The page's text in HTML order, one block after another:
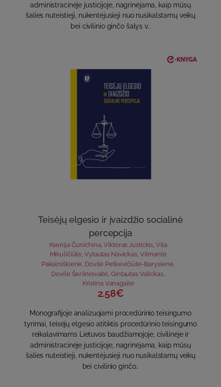
administracinėje justicijoje, nagrinėjama, kaip mūsų
šalies nuteistieji, nukentėjusieji nuo nusikalstamų veikų
bei civilinio ginčo šalys v..
Teisėjų elgesio ir įvaizdžio socialinė
percepcija
Ksenija Čunichina ,Viktoras Justickis ,Vita
Mikuličiūtė,Vytautas Navickas, Vilmantė
Pakalniškienė, Dovilė Petkevičiūtė-Barysienė,
Dovilė Šeršniovaitė Gintautas Valickas,
Kristina Vanagaitė
2.58€
Monografijoje analizuojami procedūrinio teisingumo
tyrimai, teisėjų elgesio atitiktis procedūrinio teisingumo
reikalavimams Lietuvos baudžiamojoje, civilinėje ir
administracinėje justicijoje, nagrinėjama, kaip mūsų
šalies nuteistieji, nukentėjusieji nuo nusikalstamų veikų
bei civilinio ginčo..